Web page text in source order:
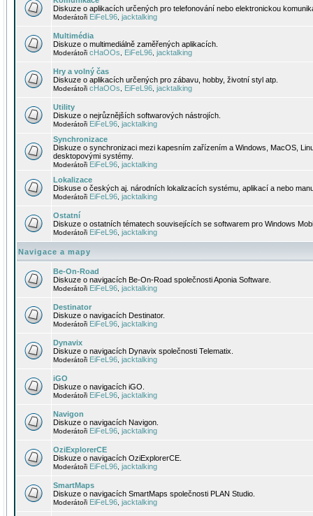
Diskuze o aplikacích určených pro telefonování nebo elektronickou
Moderátoři EiFeL96 jacktalking
Multimédia
Diskuze o multimediálně zaměřených aplikacích.
Moderátoři cHaOOs EiFeL96 jacktalking
Hry a volný čas
Diskuze o aplikacích určených pro zábavu, hobby, životní styl atp.
Moderátoři cHaOOs EiFeL96 jacktalking
Utility
Diskuze o nejrůznějších softwarových nástrojích.
Moderátoři EiFeL96 jacktalking
Synchronizace
Diskuze o synchronizaci mezi kapesním zařízením a Windows, MacOS,
desktopovými systémy.
Moderátoři EiFeL96 jacktalking
Lokalizace
Diskuse o českých aj. národních lokalizacích systému, aplikací a nebo
Moderátoři EiFeL96 jacktalking
Ostatní
Diskuze o ostatních tématech souvisejících se softwarem pro Windows
Moderátoři EiFeL96 jacktalking
Navigace a mapy
Be-On-Road
Diskuze o navigacích Be-On-Road společnosti Aponia Software.
Moderátoři EiFeL96 jacktalking
Destinator
Diskuze o navigacích Destinator.
Moderátoři EiFeL96 jacktalking
Dynavix
Diskuze o navigacích Dynavix společnosti Telematix.
Moderátoři EiFeL96 jacktalking
iGO
Diskuze o navigacích iGO.
Moderátoři EiFeL96 jacktalking
Navigon
Diskuze o navigacích Navigon.
Moderátoři EiFeL96 jacktalking
OziExplorerCE
Diskuze o navigacích OziExplorerCE.
Moderátoři EiFeL96 jacktalking
SmartMaps
Diskuze o navigacích SmartMaps společnosti PLAN Studio.
Moderátoři EiFeL96 jacktalking